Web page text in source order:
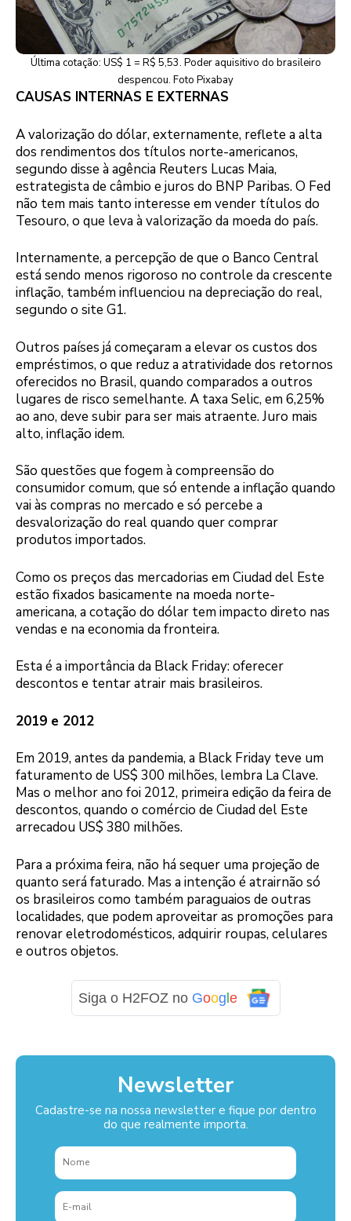
Última cotação: US$ 1 = R$ 5,53. Poder aquisitivo do brasileiro
despencou. Foto Pixabay
CAUSAS INTERNAS E EXTERNAS
A valorização do dólar, externamente, reflete a alta
dos rendimentos dos títulos norte-americanos,
segundo disse à agência Reuters Lucas Maia,
estrategista de câmbio e juros do BNP Paribas. O Fed
não tem mais tanto interesse em vender títulos do
Tesouro, o que leva à valorização da moeda do país.
Internamente, a percepção de que o Banco Central
está sendo menos rigoroso no controle da crescente
inflação, também influenciou na depreciação do real,
segundo o site G1.
Outros países já começaram a elevar os custos dos
empréstimos, o que reduz a atratividade dos retornos
oferecidos no Brasil, quando comparados a outros
lugares de risco semelhante. A taxa Selic, em 6,25%
ao ano, deve subir para ser mais atraente. Juro mais
alto, inflação idem.
São questões que fogem à compreensão do
consumidor comum, que só entende a inflação quando
vai às compras no mercado e só percebe a
desvalorização do real quando quer comprar
produtos importados.
Como os preços das mercadorias em Ciudad del Este
estão fixados basicamente na moeda norte-
americana, a cotação do dólar tem impacto direto nas
vendas e na economia da fronteira.
Esta é a importância da Black Friday: oferecer
descontos e tentar atrair mais brasileiros.
2019 e 2012
Em 2019, antes da pandemia, a Black Friday teve um
faturamento de US$ 300 milhões, lembra La Clave.
Mas o melhor ano foi 2012, primeira edição da feira de
descontos, quando o comércio de Ciudad del Este
arrecadou US$ 380 milhões.
Para a próxima feira, não há sequer uma projeção de
quanto será faturado. Mas a intenção é atrairnão só
os brasileiros como também paraguaios de outras
localidades, que podem aproveitar as promoções para
renovar eletrodomésticos, adquirir roupas, celulares
e outros objetos.
Siga o H2FOZ no Goog e
Newsletter
Cadastre-se na nossa newsletter e fique por dentro
do que realmente importa.